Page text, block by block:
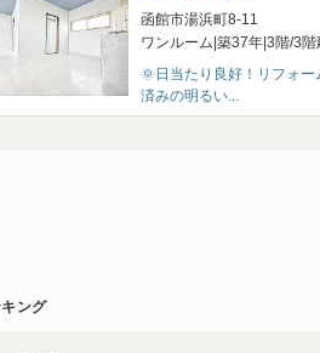
2024/12/17
🎍年末年始休暇のお
平素は格別のご高配
誠に勝手ながら、年
函館市湯浜町8-11
ワンルーム 築37年 3階/3階
🌞日当たり良好！リフォー
済みの明るい...
ング